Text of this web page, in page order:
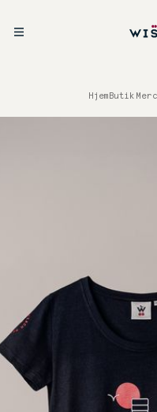
Hjem Butik